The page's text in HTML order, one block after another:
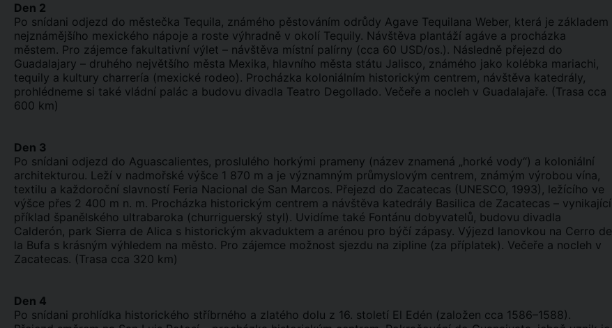
Den 2
Po snídani odjezd do městečka Tequila, známého pěstováním odrůdy Agave Tequilana Weber, která je základem
nejznámějšího mexického nápoje a roste výhradně v okolí Tequily. Návštěva plantáží agáve a procházka
městem. Pro zájemce fakultativní výlet – návštěva místní palírny (cca 60 USD/os.). Následně přejezd do
Guadalajary – druhého největšího města Mexika, hlavního města státu Jalisco, známého jako kolébka mariachi,
tequily a kultury charrería (mexické rodeo). Procházka koloniálním historickým centrem, návštěva katedrály,
prohlédneme si také vládní palác a budovu divadla Teatro Degollado. Večeře a nocleh v Guadalajaře. (Trasa cca
600 km)
Den 3
Po snídani odjezd do Aguascalientes, proslulého horkými prameny (název znamená „horké vody“) a koloniální
architekturou. Leží v nadmořské výšce 1 870 m a je významným průmyslovým centrem, známým výrobou vína,
textilu a každoroční slavností Feria Nacional de San Marcos. Přejezd do Zacatecas (UNESCO, 1993), ležícího ve
výšce přes 2 400 m n. m. Procházka historickým centrem a návštěva katedrály Basilica de Zacatecas – vynikající
příklad španělského ultrabaroka (churriguerský styl). Uvidíme také Fontánu dobyvatelů, budovu divadla
Calderón, park Sierra de Alica s historickým akvaduktem a arénou pro býčí zápasy. Výjezd lanovkou na Cerro de
la Bufa s krásným výhledem na město. Pro zájemce možnost sjezdu na zipline (za příplatek). Večeře a nocleh v
Zacatecas. (Trasa cca 320 km)
Den 4
Po snídani prohlídka historického stříbrného a zlatého dolu z 16. století El Edén (založen cca 1586–1588).